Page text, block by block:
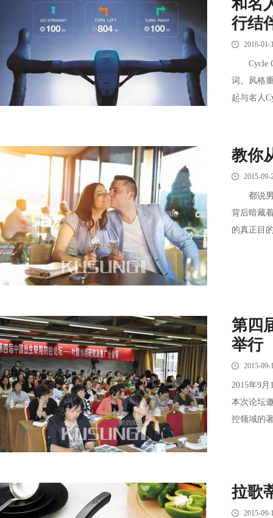
和名
行结
2016-01-
Cycle
词。风格
起与名人
教你
2015-09-
都说男
背后暗藏
的真正目
第四
举行
2015-09-
2015年9
本次论坛
控领域的
拉歌
2015-09-